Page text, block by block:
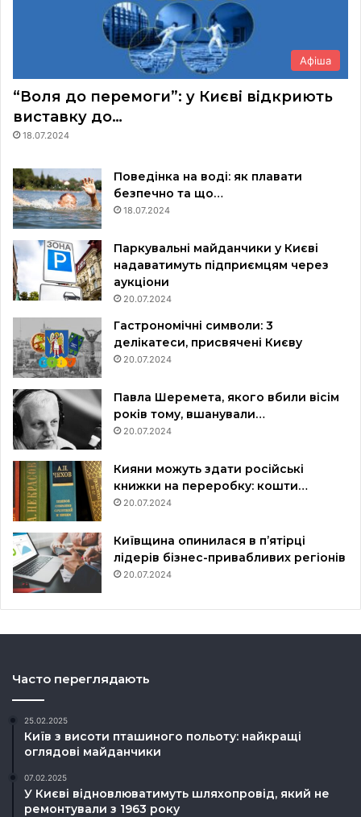
Афіша
“Воля до перемоги”: у Києві відкриють
виставку до…
18.07.2024
Поведінка на воді: як плавати
безпечно та що…
18.07.2024
Паркувальні майданчики у Києві
надаватимуть підприємцям через
аукціони
20.07.2024
Гастрономічні символи: 3
делікатеси, присвячені Києву
20.07.2024
Павла Шеремета, якого вбили вісім
років тому, вшанували…
20.07.2024
Кияни можуть здати російські
книжки на переробку: кошти…
20.07.2024
Київщина опинилася в пʼятірці
лідерів бізнес-привабливих регіонів
20.07.2024
Часто переглядають
25.02.2025
Київ з висоти пташиного польоту: найкращі
оглядові майданчики
07.02.2025
У Києві відновлюватимуть шляхопровід, який не
ремонтували з 1963 року